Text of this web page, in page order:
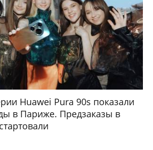
Huawei Pura 90s показали
в Париже. Предзаказы в